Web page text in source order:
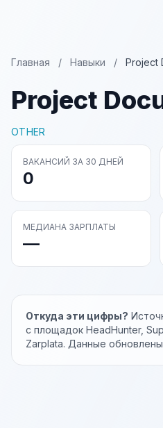
Главная / Навыки / Project
Project
OTHER
ВАКАНСИЙ ЗА 30 ДНЕЙ
0
МЕДИАНА ЗАРПЛАТЫ
—
Откуда эти цифры?
с площадок HeadHunter,
Zarplata. Данные